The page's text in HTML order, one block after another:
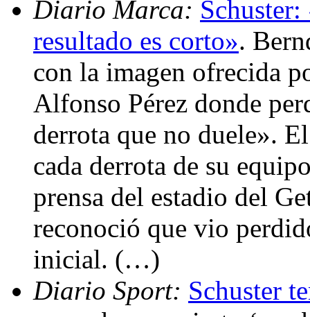
Diario Marca:
resultado es corto».
con la imagen ofrecida
Alfonso Pérez donde
derrota que no duele».
cada derrota de su
prensa del estadio del
reconoció que vio
inicial. (…)
Diario Sport: Schuster